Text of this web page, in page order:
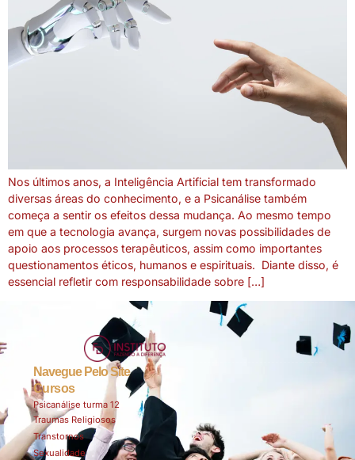
Nos últimos anos, a Inteligência Artificial tem transformado
diversas áreas do conhecimento, e a Psicanálise também
começa a sentir os efeitos dessa mudança. Ao mesmo tempo
em que a tecnologia avança, surgem novas possibilidades de
apoio aos processos terapêuticos, assim como importantes
questionamentos éticos, humanos e espirituais. Diante disso, é
essencial refletir com responsabilidade sobre […]
Navegue Pelo Site
Cursos
Psicanálise turma 12
Traumas Religiosos
Transtornos
Sexualidade